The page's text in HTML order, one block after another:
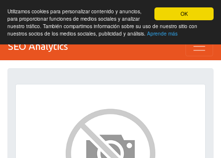
OK
Utilizamos cookies para personalizar contenido y anuncios,
para proporcionar funciones de medios sociales y analizar
nuestro tráfico. También compartimos información sobre su uso de nuestro sitio con
nuestros socios de los medios sociales, publicidad y análisis. Aprende más
SEO Analytics